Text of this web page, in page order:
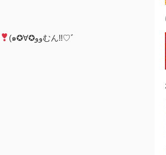
(๑✪∀✪ووむん!!♡ﾞ